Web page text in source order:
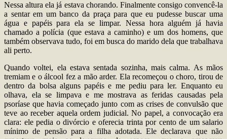
Nessa altura ela já estava chorando. Finalmente consigo convencê-la
a sentar em um banco da praça para que eu pudesse buscar uma
água e papéis para ela se limpar. Nessa hora alguém já havia
chamado a polícia (que estava a caminho) e um dos homens, que
também observava tudo, foi em busca do marido dela que trabalhava
ali perto.
Quando voltei, ela estava sentada sozinha, mais calma. As mãos
tremiam e o álcool fez a mão arder. Ela recomeçou o choro, tirou de
dentro da bolsa alguns papéis e me pediu para ler. Enquanto eu
olhava, ela se limpava e me mostrava as feridas causadas pela
psoríase que havia começado junto com as crises de convulsão que
teve ao receber aquela ordem judicial. No papel, a convocação era
clara: ele pedia o divórcio e oferecia trinta por cento de um salario
mínimo de pensão para a filha adotada. Ele declarava que não